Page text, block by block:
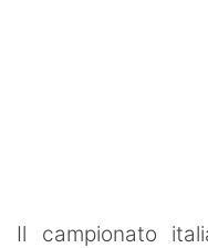
Il campionato